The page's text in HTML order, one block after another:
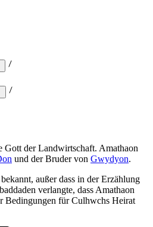
Gott der Landwirtschaft. Amathaon
und der Bruder von Gwydyon.
außer dass in der Erzählung
verlangte, dass Amathaon
Bedingungen für Culhwchs Heirat